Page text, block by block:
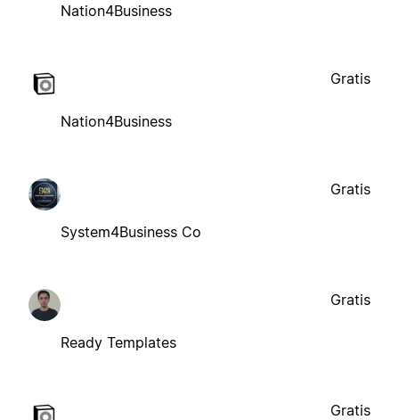
Nation4Business
Nation4Business
Gratis
System4Business Co
Gratis
Ready Templates
Gratis
Gratis